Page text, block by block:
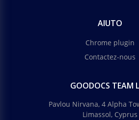
AIUTO
Chrome plugin
Contactez-nous
GOODOCS TEAM
Pavlou Nirvana, 4 Alpha
Limassol, Cyprus